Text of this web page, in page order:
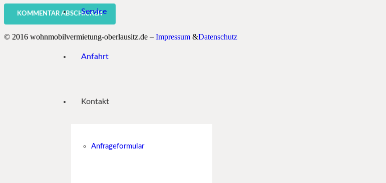
Service
Anfahrt
Kontakt
Anfrageformular
KOMMENTAR ABSCHICKEN
© 2016 wohnmobilvermietung-oberlausitz.de – Impressum &Datenschutz